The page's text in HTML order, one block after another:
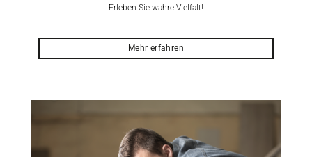
Erleben Sie wahre Vielfalt!
Mehr erfahren